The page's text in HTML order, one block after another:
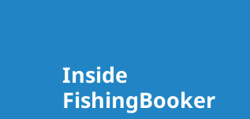
Inside
FishingBooker